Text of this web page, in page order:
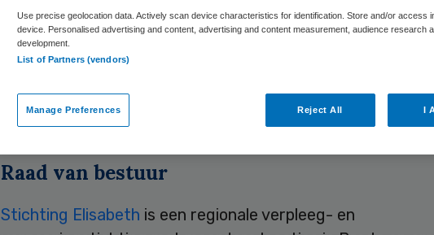
Verbaal kwijt. Hij wordt per 1 oktober lid van de raad van
van Stichting Elisabeth in Breda.
Raad van bestuur
Stichting Elisabeth is een regionale verpleeg- en
Use precise geolocation data. Actively scan device characteristics for identification. Store and/or access
device. Personalised advertising and content, advertising and content measurement, audience research
development.
List of Partners (vendors)
Manage Preferences Reject All I